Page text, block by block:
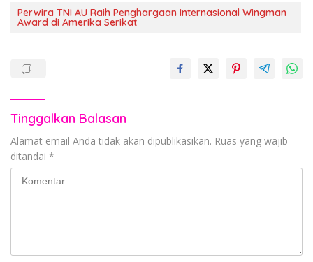
Perwira TNI AU Raih Penghargaan Internasional Wingman
Award di Amerika Serikat
Tinggalkan Balasan
Alamat email Anda tidak akan dipublikasikan. Ruas yang wajib
ditandai *